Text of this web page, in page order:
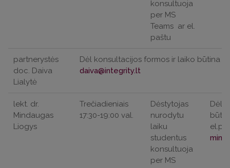
konsultuoja
per MS
Teams ar el.
paštu
partnerystės
doc. Daiva
Lialytė
Dėl konsultacijos formos ir laiko būtina
lekt. dr.
Mindaugas
Liogys
Trečiadieniais
17:30-19:00 val.
Dėstytojas
nurodytu
laiku
studentus
konsultuoja
per MS
Dėl